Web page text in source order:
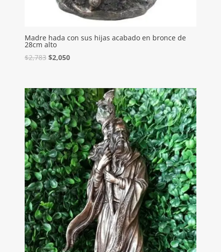
Madre hada con sus hijas acabado en bronce de
28cm alto
$2,783 $2,050